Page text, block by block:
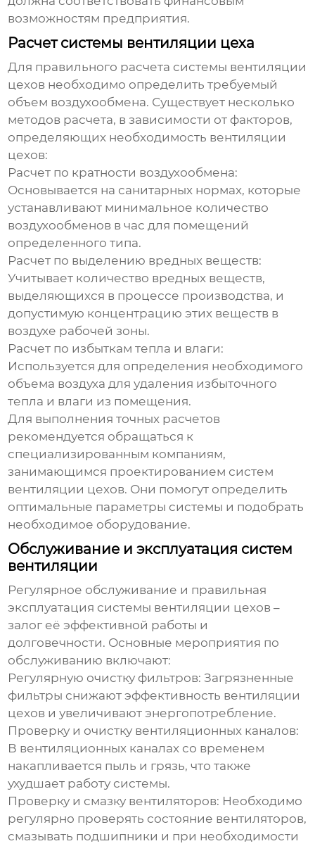
возможностям предприятия.
Расчет системы вентиляции цеха
Для правильного расчета системы вентиляции
цехов необходимо определить требуемый
объем воздухообмена. Существует несколько
методов расчета, в зависимости от факторов,
определяющих необходимость вентиляции
цехов:
Расчет по кратности воздухообмена:
Основывается на санитарных нормах, которые
устанавливают минимальное количество
воздухообменов в час для помещений
определенного типа.
Расчет по выделению вредных веществ:
Учитывает количество вредных веществ,
выделяющихся в процессе производства, и
допустимую концентрацию этих веществ в
воздухе рабочей зоны.
Расчет по избыткам тепла и влаги:
Используется для определения необходимого
объема воздуха для удаления избыточного
тепла и влаги из помещения.
Для выполнения точных расчетов
рекомендуется обращаться к
специализированным компаниям,
занимающимся проектированием систем
вентиляции цехов. Они помогут определить
оптимальные параметры системы и подобрать
необходимое оборудование.
Обслуживание и эксплуатация систем
вентиляции
Регулярное обслуживание и правильная
эксплуатация системы вентиляции цехов –
залог её эффективной работы и
долговечности. Основные мероприятия по
обслуживанию включают:
Регулярную очистку фильтров: Загрязненные
фильтры снижают эффективность вентиляции
цехов и увеличивают энергопотребление.
Проверку и очистку вентиляционных каналов:
В вентиляционных каналах со временем
накапливается пыль и грязь, что также
ухудшает работу системы.
Проверку и смазку вентиляторов: Необходимо
регулярно проверять состояние вентиляторов,
смазывать подшипники и при необходимости